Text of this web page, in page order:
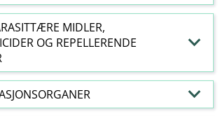
MIDLER,
OG REPELLERENDE